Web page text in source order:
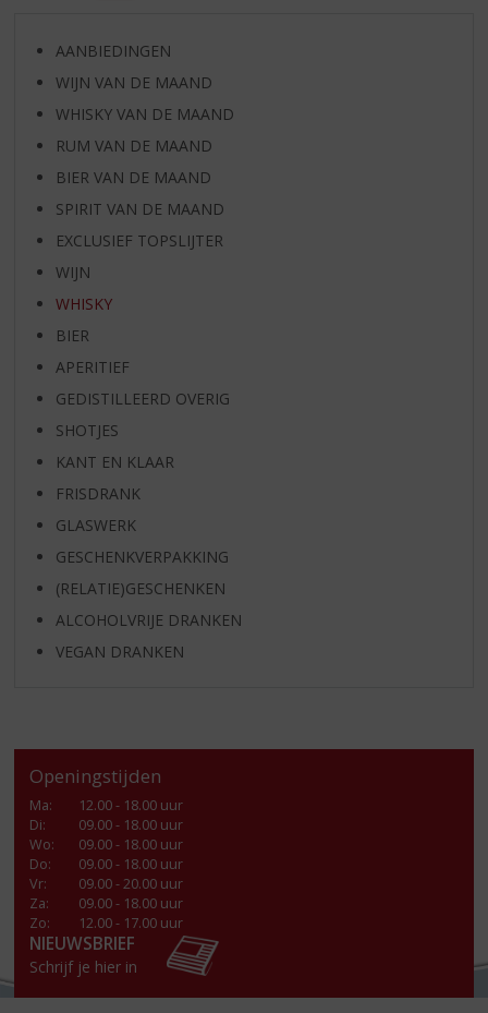
AANBIEDINGEN
WIJN VAN DE MAAND
WHISKY VAN DE MAAND
RUM VAN DE MAAND
BIER VAN DE MAAND
SPIRIT VAN DE MAAND
EXCLUSIEF TOPSLIJTER
WIJN
WHISKY
BIER
APERITIEF
GEDISTILLEERD OVERIG
SHOTJES
KANT EN KLAAR
FRISDRANK
GLASWERK
GESCHENKVERPAKKING
(RELATIE)GESCHENKEN
ALCOHOLVRIJE DRANKEN
VEGAN DRANKEN
Openingstijden
Ma:
12.00 - 18.00 uur
Di:
09.00 - 18.00 uur
Wo:
09.00 - 18.00 uur
Do:
09.00 - 18.00 uur
Vr:
09.00 - 20.00 uur
Za:
09.00 - 18.00 uur
Zo:
12.00 - 17.00 uur
NIEUWSBRIEF
Schrijf je hier in